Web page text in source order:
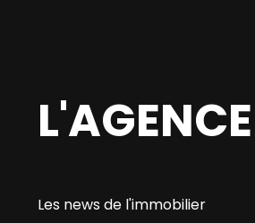
L'AGENCE
Les news de l'immobilier